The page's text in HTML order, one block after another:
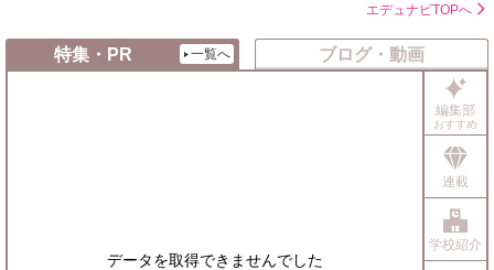
エデュナビTOPへ
特集・PR 一覧へ ブログ・動画
編集部
おすすめ
連載
学校紹介
データを取得できませんでした